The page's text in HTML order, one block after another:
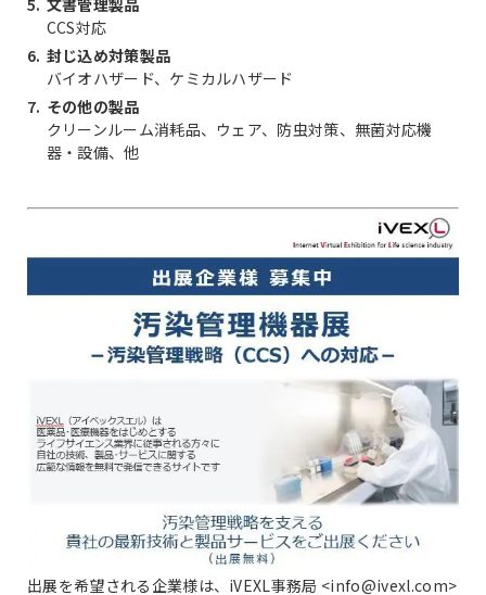
CCS対応
6. 封じ込め対策製品
バイオハザード、ケミカルハザード
7. その他の製品
クリーンルーム消耗品、ウェア、防虫対策、無菌対応機
器・設備、他
出展を希望される企業様は、iVEXL事務局 <info@ivexl.com>